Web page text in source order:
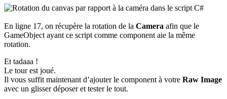
En ligne 17, on récupère la rotation de la Camera afin que le
GameObject ayant ce script comme component aie la même
rotation.
Et tadaaa !
Le tour est joué.
Il vous suffit maintenant d’ajouter le component à votre Raw Image
avec un glisser déposer et tester le tout.